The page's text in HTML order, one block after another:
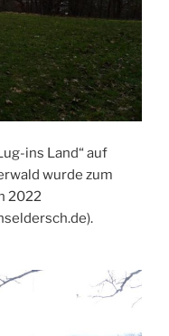
ins Land“ auf
wurde zum
2022